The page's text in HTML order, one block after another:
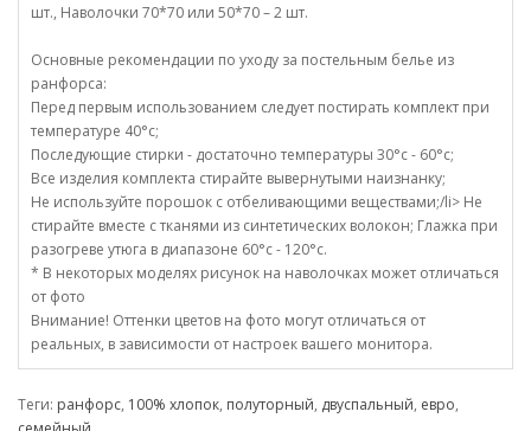
шт., Наволочки 70*70 или 50*70 – 2 шт.
Основные рекомендации по уходу за постельным белье из
ранфорса:
Перед первым использованием следует постирать комплект при
температуре 40°c;
Последующие стирки - достаточно температуры 30°c - 60°c;
Все изделия комплекта стирайте вывернутыми наизнанку;
Не используйте порошок с отбеливающими веществами;/li> Не
стирайте вместе с тканями из синтетических волокон; Глажка при
разогреве утюга в диапазоне 60°c - 120°c.
* В некоторых моделях рисунок на наволочках может отличаться
от фото
Внимание! Оттенки цветов на фото могут отличаться от
реальных, в зависимости от настроек вашего монитора.
Теги: ранфорс, 100% хлопок, полуторный, двуспальный, евро,